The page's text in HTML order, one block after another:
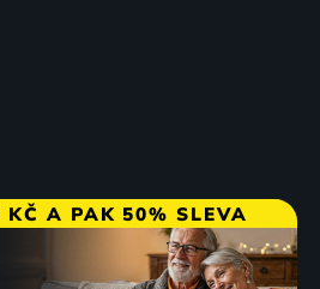
62%
A PAK 50% SLEVA